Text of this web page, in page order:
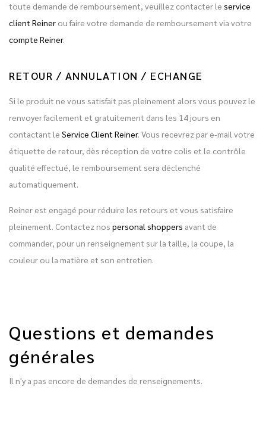
toute demande de remboursement, veuillez contacter le service
client Reiner ou faire votre demande de remboursement via votre
compte Reiner.
RETOUR / ANNULATION / ECHANGE
Si le produit ne vous satisfait pas pleinement alors vous pouvez le
renvoyer facilement et gratuitement dans les 14 jours en
contactant le Service Client Reiner. Vous recevrez par e-mail votre
étiquette de retour, dès réception de votre colis et le contrôle
qualité effectué, le remboursement sera déclenché
automatiquement.
Reiner est engagé pour réduire les retours et vous satisfaire
pleinement. Contactez nos personal shoppers avant de
commander, pour un renseignement sur la taille, la coupe, la
couleur ou la matière et son entretien.
Questions et demandes
générales
Il n'y a pas encore de demandes de renseignements.